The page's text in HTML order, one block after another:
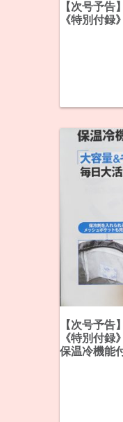
【次号予
《特別付録
【次号予
《特別付録
保温冷機能